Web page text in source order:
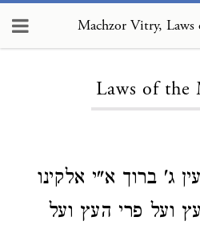
Machzor Vitry, Laws
Laws of the
ג' ברוך א"י אלקינו
ועל פרי העץ ועל